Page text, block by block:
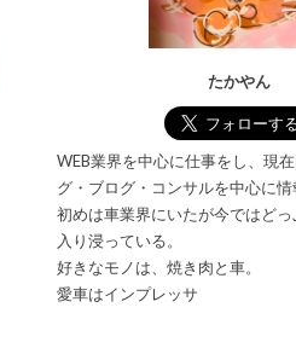
たかやん
WEB業界を中心に仕事をし、現
グ・ブログ・コンサルを中心に情
初めは車業界にいたが今ではどっ
入り浸っている。
好きなモノは、焼き肉と車。
愛車はインプレッサ